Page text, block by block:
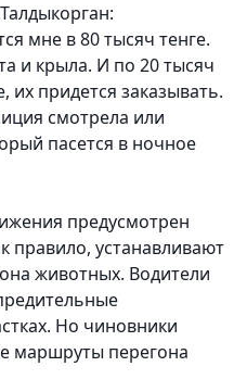
мне в 80 тысяч тенге.
и крыла. И по 20 тысяч
придется заказывать.
смотрела или
пасется в ночное
предусмотрен
правило, устанавливают
животных. Водители
Но чиновники
маршруты перегона